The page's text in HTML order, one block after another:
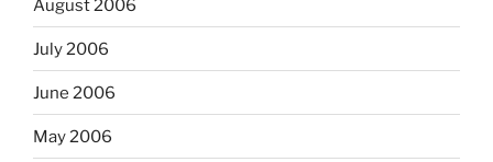
August 2006
July 2006
June 2006
May 2006